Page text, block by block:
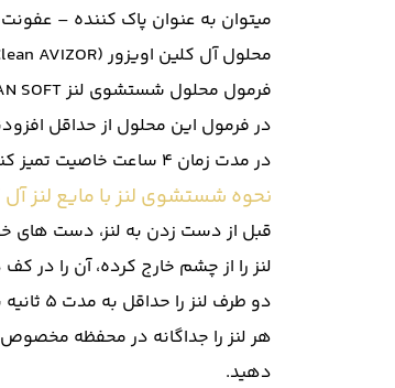
میتوان به عنوان پاک کننده –
محلول آل کلین اویزور (All Clean AVIZOR) چند منظوره مناسب برای تمامی لنزهای تماسی Soft است.
فرمول محلول شستشوی لنز ALL CLEAN SOFT حاوی (
در فرمول این محلول از حداقل
در مدت زمان 4 ساعت خاصیت تمیز کنندگی به طور کامل برای لنز ایجاد می شود.
نحوه شستشوی لنز با مایع لنز آل
قبل از دست زدن به لنز، دست های
لنز را از چشم خارج کرده، آن را در
دو طرف لنز را حداقل به مدت 5 ثانیه با محلول آل کلین اویزور (AVIZOR) آبکشی نمائید.
هر لنز را جداگانه در محفظه مخصوص
دهید.